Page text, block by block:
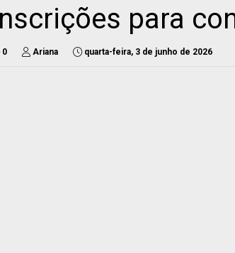
para
0 Ariana quarta-feira, 3 de junho de 2026